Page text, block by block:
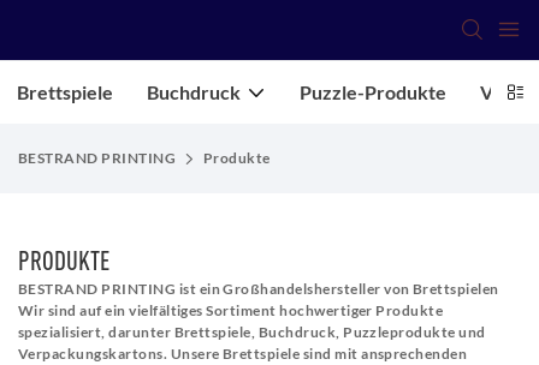
Brettspiele Buchdruck Puzzle-Produkte
BESTRAND PRINTING Produkte
PRODUKTE
BESTRAND PRINTING ist ein Großhandelshersteller von Brettspielen
Wir sind auf ein vielfältiges Sortiment hochwertiger Produkte
spezialisiert, darunter Brettspiele, Buchdruck, Puzzleprodukte und
Verpackungskartons. Unsere Brettspiele sind mit ansprechenden